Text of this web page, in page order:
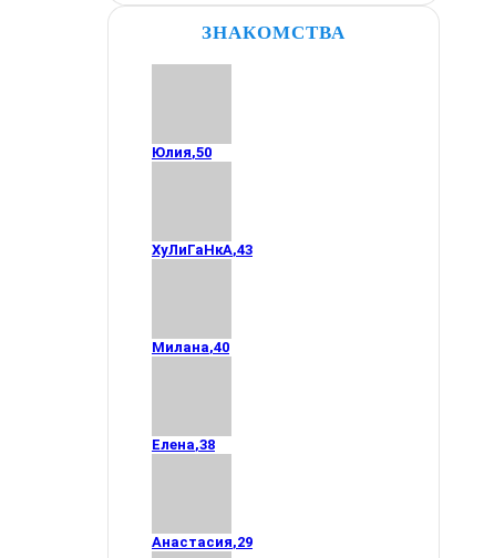
ЗНАКОМСТВА
Юлия,50
ХуЛиГаНкА,43
Милана,40
Елена,38
Анастасия,29